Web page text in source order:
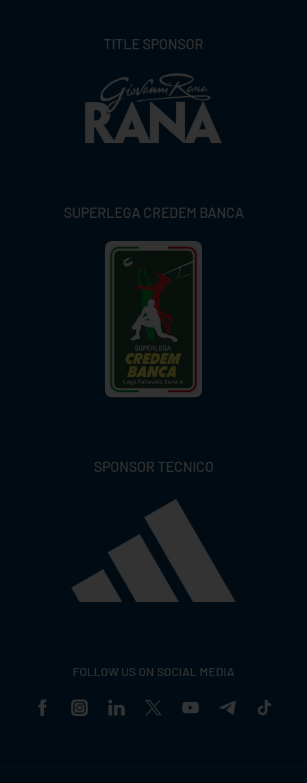
TITLE SPONSOR
SUPERLEGA CREDEM BANCA
SPONSOR TECNICO
FOLLOW US ON SOCIAL MEDIA